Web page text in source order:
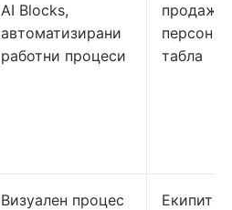
AI Blocks,
автоматизирани
работни процеси
табла
Визуален процес
Екипите